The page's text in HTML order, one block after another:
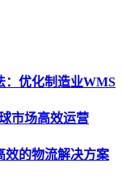
：优化制造业WMS
市场高效运营
效的物流解决方案